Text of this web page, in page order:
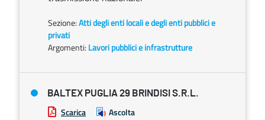
Sezione:Atti degli enti locali e degli enti pubblici e
privati
Argomenti: Lavori pubblici e infrastrutture
BALTEX PUGLIA 29 BRINDISI S.R.L.
Scarica Ascolta